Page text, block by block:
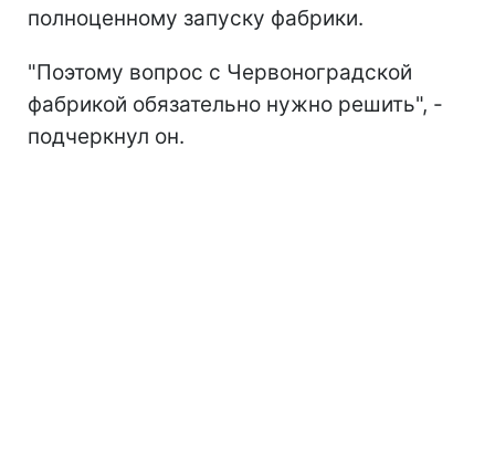
полноценному запуску фабрики.
"Поэтому вопрос с Червоноградской
фабрикой обязательно нужно решить", -
подчеркнул он.